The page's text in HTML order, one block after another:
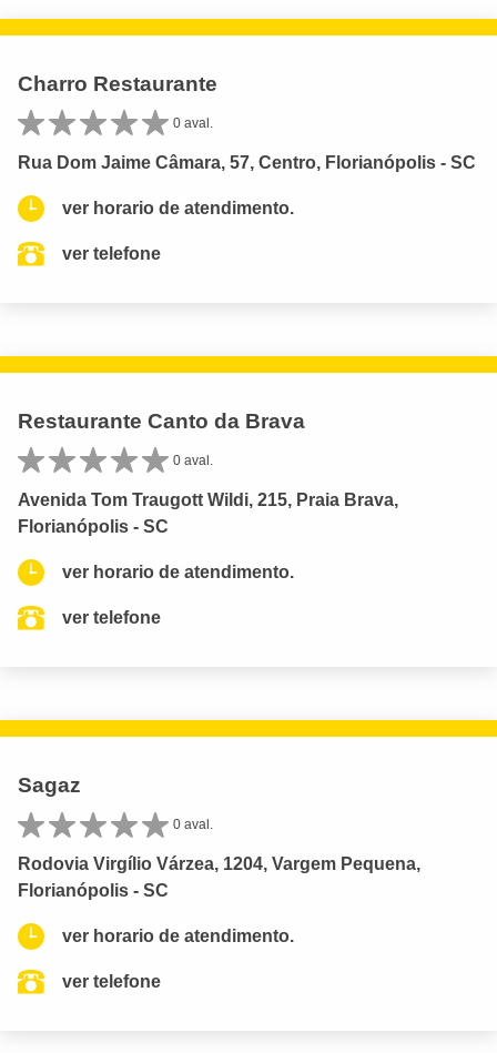
Charro Restaurante
0 aval.
Rua Dom Jaime Câmara, 57, Centro, Florianópolis - SC
ver horario de atendimento.
ver telefone
Restaurante Canto da Brava
0 aval.
Avenida Tom Traugott Wildi, 215, Praia Brava,
Florianópolis - SC
ver horario de atendimento.
ver telefone
Sagaz
0 aval.
Rodovia Virgílio Várzea, 1204, Vargem Pequena,
Florianópolis - SC
ver horario de atendimento.
ver telefone